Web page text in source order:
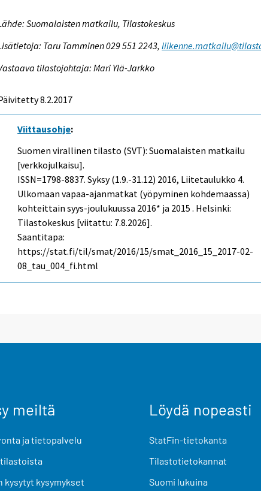
Suomalaisten matkailu, Tilastokeskus
Taru Tamminen 029 551 2243,
tilastojohtaja: Mari Ylä-Jarkko
8.2.2017
Viittausohje:
Suomen virallinen tilasto (SVT): Suomalaisten matkailu
[verkkojulkaisu].
ISSN=1798-8837.Syksy (1.9.-31.12) 2016, Liitetaulukko 4.
Ulkomaan vapaa-ajanmatkat (yöpyminen kohdemaassa)
kohteittain syys-joulukuussa 2016* ja 2015 . Helsinki:
Tilastokeskus [viitattu: 7.8.2026].
Saantitapa:
https://stat.fi/til/smat/2016/15/smat_2016_15_2017-02-
08_tau_004_fi.html
meiltä
ja tietopalvelu
tilastoista
kysytyt kysymykset
Löydä nopeasti
StatFin-tietokanta
Tilastotietokannat
Suomi lukuina